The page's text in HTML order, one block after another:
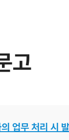
고
업무 처리 시